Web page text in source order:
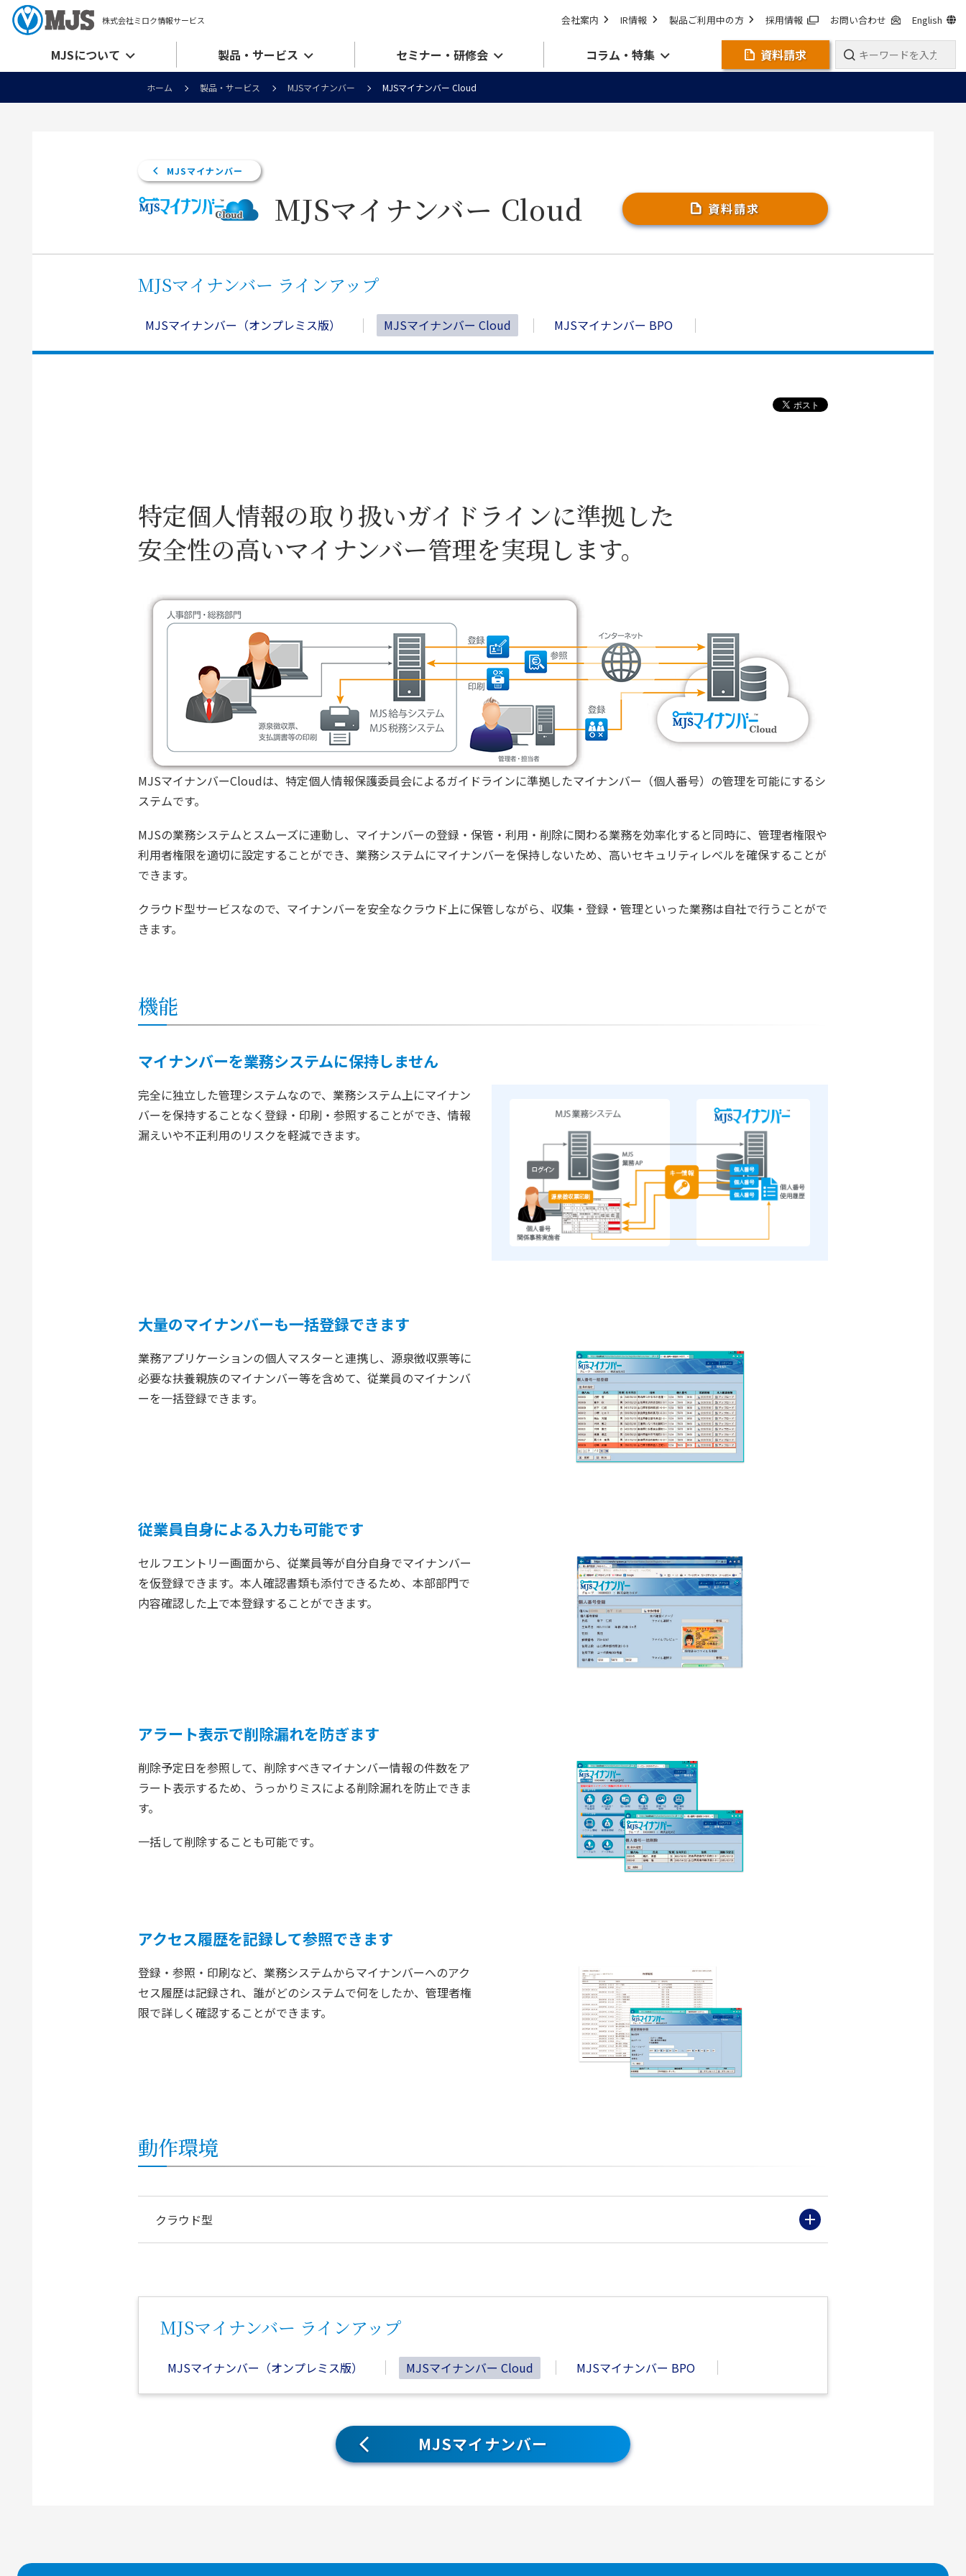
株式会社ミロク情報サービス 会社案内 IR情報 製品ご利用中の方 採用情報 お問い合わせ English
MJSについて 製品・サービス セミナー・研修会 コラム・特集 資料請求
ホーム 製品・サービス MJSマイナンバー MJSマイナンバー Cloud
MJSマイナンバー
MJSマイナンバー Cloud 資料請求
MJSマイナンバー ラインアップ
MJSマイナンバー（オンプレミス版） MJSマイナンバー Cloud MJSマイナンバー BPO
特定個人情報の取り扱いガイドラインに準拠した
安全性の高いマイナンバー管理を実現します。
MJSマイナンバーCloudは、特定個人情報保護委員会によるガイドラインに準拠したマイナンバー（個人番号）の管理を可能にするシ
ステムです。
MJSの業務システムとスムーズに連動し、マイナンバーの登録・保管・利用・削除に関わる業務を効率化すると同時に、管理者権限や
利用者権限を適切に設定することができ、業務システムにマイナンバーを保持しないため、高いセキュリティレベルを確保することが
できます。
クラウド型サービスなので、マイナンバーを安全なクラウド上に保管しながら、収集・登録・管理といった業務は自社で行うことがで
きます。
機能
マイナンバーを業務システムに保持しません
完全に独立した管理システムなので、業務システム上にマイナン
バーを保持することなく登録・印刷・参照することができ、情報
漏えいや不正利用のリスクを軽減できます。
大量のマイナンバーも一括登録できます
業務アプリケーションの個人マスターと連携し、源泉徴収票等に
必要な扶養親族のマイナンバー等を含めて、従業員のマイナンバ
ーを一括登録できます。
従業員自身による入力も可能です
セルフエントリー画面から、従業員等が自分自身でマイナンバー
を仮登録できます。本人確認書類も添付できるため、本部部門で
内容確認した上で本登録することができます。
アラート表示で削除漏れを防ぎます
削除予定日を参照して、削除すべきマイナンバー情報の件数をア
ラート表示するため、うっかりミスによる削除漏れを防止できま
す。
一括して削除することも可能です。
アクセス履歴を記録して参照できます
登録・参照・印刷など、業務システムからマイナンバーへのアク
セス履歴は記録され、誰がどのシステムで何をしたか、管理者権
限で詳しく確認することができます。
動作環境
クラウド型
MJSマイナンバー ラインアップ
MJSマイナンバー（オンプレミス版） MJSマイナンバー Cloud MJSマイナンバー BPO
MJSマイナンバー